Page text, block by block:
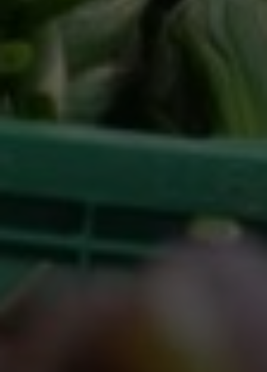
Marketing
Besucher über Websites hinweg verfolgen.
Externe Medien
Wenn Cookies von externen Medien akzeptiert
werden, bedarf der Zugriff auf externe Inhalte